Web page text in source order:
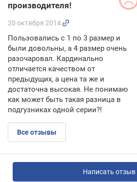
производителя!
20 октября 2014
Пользовались с 1 по 3 размер и
были довольны, а 4 размер очень
разочаровал. Кардинально
отличается качеством от
предыдущих, а цена та же и
достаточна высокая. Не понимаю
как может быть такая разница в
подгузниках одной серии?!
Все отзывы
Написать отзыв